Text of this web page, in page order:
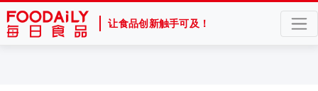
让食品创新触手可及！